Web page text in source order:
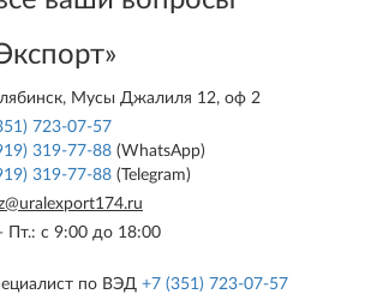
Мусы Джалиля 12, оф 2
723-07-57
319-77-88 (WhatsApp)
319-77-88 (Telegram)
Пт.: c 9:00 до 18:00
по ВЭД +7 (351) 723-07-57